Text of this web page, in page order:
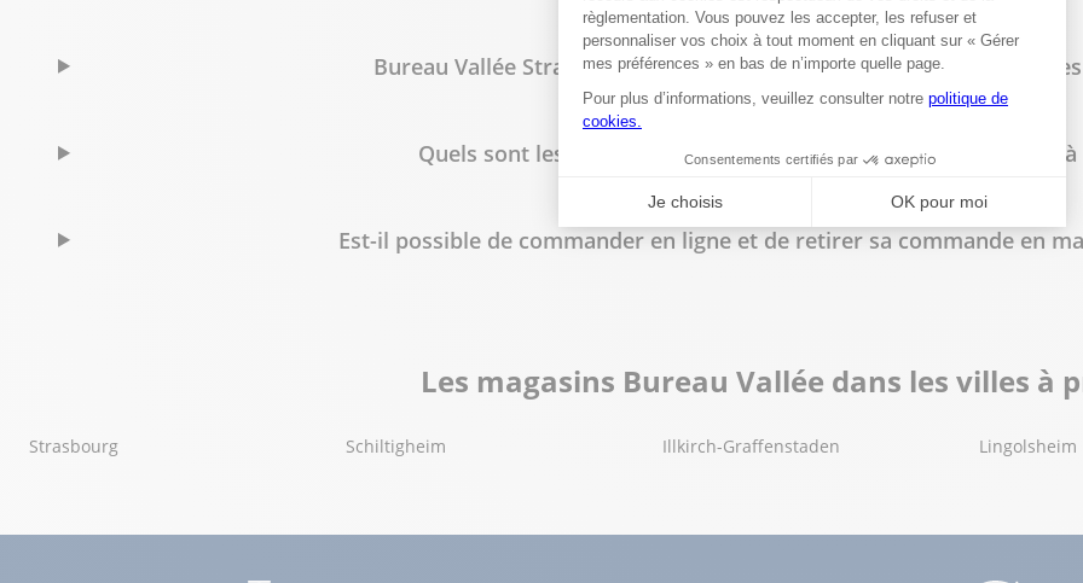
Bureau Vallée Strasbourg propose-t-il des tarifs spécifiques pour
Quels sont les horaires d'ouverture du magasin Bureau Vallée à
Est-il possible de commander en ligne et de retirer sa commande en
Les magasins Bureau Vallée dans les villes à
Strasbourg Schiltigheim Illkirch-Graffenstaden Lingolsheim